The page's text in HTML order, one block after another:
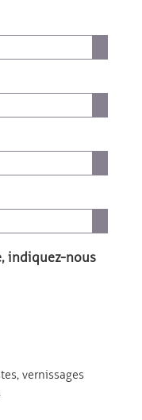
indiquez-nous
vernissages